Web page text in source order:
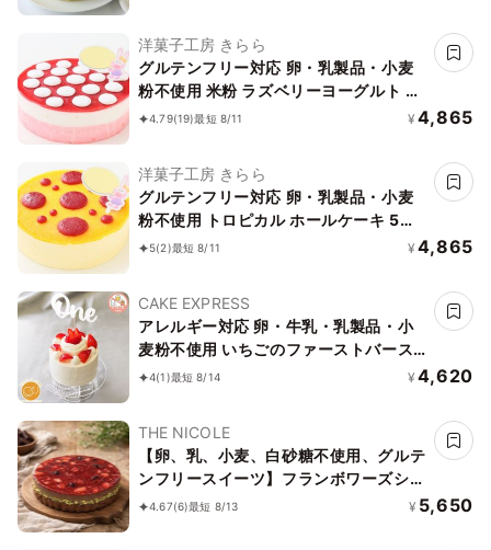
洋菓子工房 きらら
グルテンフリー対応 卵・乳製品・小麦
粉不使用 米粉 ラズベリーヨーグルト ホ
ールケーキ 5号 15cm
4.79(19)最短 8/11 ¥ 4,865
洋菓子工房 きらら
グルテンフリー対応 卵・乳製品・小麦
粉不使用 トロピカル ホールケーキ 5号
15cm
5(2)最短 8/11 ¥ 4,865
CAKE EXPRESS
アレルギー対応 卵・牛乳・乳製品・小
麦粉不使用 いちごのファーストバース
デーケーキ 3号 1st-birthday
4(1)最短 8/14 ¥ 4,620
THE NICOLE
【卵、乳、小麦、白砂糖不使用、グルテ
ンフリースイーツ】フランボワーズショ
コラ 京豆腐仕込み】 5号 15cm ～京豆
4.67(6)最短 8/13 ¥ 5,650